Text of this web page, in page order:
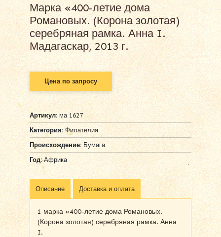
Марка «400-летие дома
Романовых. (Корона золотая)
серебряная рамка. Анна I.
Мадагаскар, 2013 г.
Цена по запросу
Артикул:ма 1627
Категория: Филателия
Происхождение:Бумага
Год:Африка
Описание Доставка и оплата
1 марка «400-летие дома Романовых.
(Корона золотая) серебряная рамка. Анна
I.